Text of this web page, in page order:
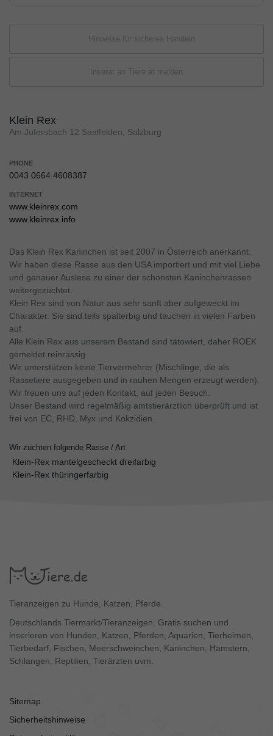
Hinweise für sicheres Handeln
Inserat an Tiere.at melden
Klein Rex
Am Jufersbach 12 Saalfelden, Salzburg
PHONE
0043 0664 4608387
INTERNET
www.kleinrex.com
www.kleinrex.info
Das Klein Rex Kaninchen ist seit 2007 in Österreich anerkannt.
Wir haben diese Rasse aus den USA importiert und mit viel Liebe
und genauer Auslese zu einer der schönsten Kaninchenrassen
weitergezüchtet.
Klein Rex sind von Natur aus sehr sanft aber aufgeweckt im
Charakter. Sie sind teils spalterbig und tauchen in vielen Farben
auf.
Alle Klein Rex aus unserem Bestand sind tätowiert, daher ROEK
gemeldet reinrassig.
Wir unterstützen keine Tiervermehrer (Mischlinge, die als
Rassetiere ausgegeben und in rauhen Mengen erzeugt werden).
Wir freuen uns auf jeden Kontakt, auf jeden Besuch.
Unser Bestand wird regelmäßig amtstierärztlich überprüft und ist
frei von EC, RHD, Myx und Kokzidien.
Wir züchten folgende Rasse / Art
Klein-Rex mantelgescheckt dreifarbig
Klein-Rex thüringerfarbig
Tieranzeigen zu Hunde, Katzen, Pferde.
Deutschlands Tiermarkt/Tieranzeigen. Gratis suchen und
inserieren von Hunden, Katzen, Pferden, Aquarien, Tierheimen,
Tierbedarf, Fischen, Meerschweinchen, Kaninchen, Hamstern,
Schlangen, Reptilien, Tierärzten uvm.
Sitemap
Sicherheitshinweise